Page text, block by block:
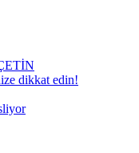
dikkat edin!